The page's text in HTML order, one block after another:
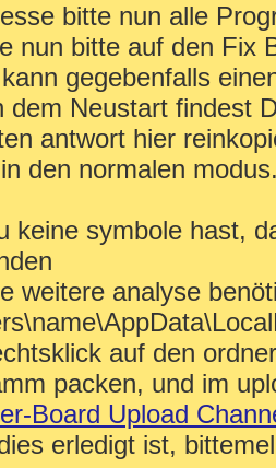
bitte nun alle
nun bitte auf den Fix
kann gegebenfalls
dem Neustart findest
antwort hier
den normalen
keine symbole hast,
weitere analyse
auf den
packen, und im
Board Upload
erledigt ist,